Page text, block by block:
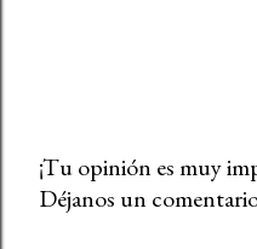
P
¡Tu opinión es muy
Déjanos un